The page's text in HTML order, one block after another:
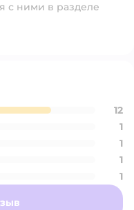
с ними в разделе
12
1
1
1
1